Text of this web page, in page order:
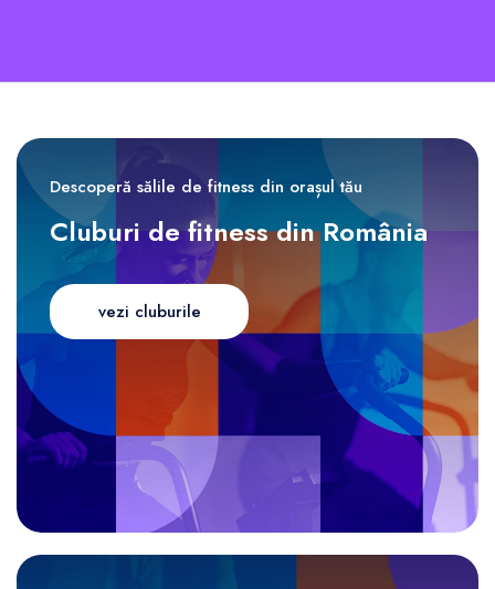
Descoperă sălile de fitness din orașul tău
Cluburi de fitness din România
vezi cluburile